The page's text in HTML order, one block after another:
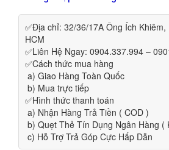
✅Địa chỉ: 32/36/17A Ông Ích
HCM
✅Liên Hệ Ngay: 0904.337.994 –
✅Cách thức mua hàng
a) Giao Hàng Toàn Quốc
b) Mua trực tiếp
✅Hình thức thanh toán
a) Nhận Hàng Trả Tiền ( COD )
b) Quẹt Thẻ Tín Dụng Ngân Hàng (
c) Hỗ Trợ Trả Góp Cực Hấp Dẫn